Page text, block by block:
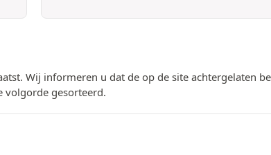
Wij informeren u dat de op de site achtergelaten
volgorde gesorteerd.